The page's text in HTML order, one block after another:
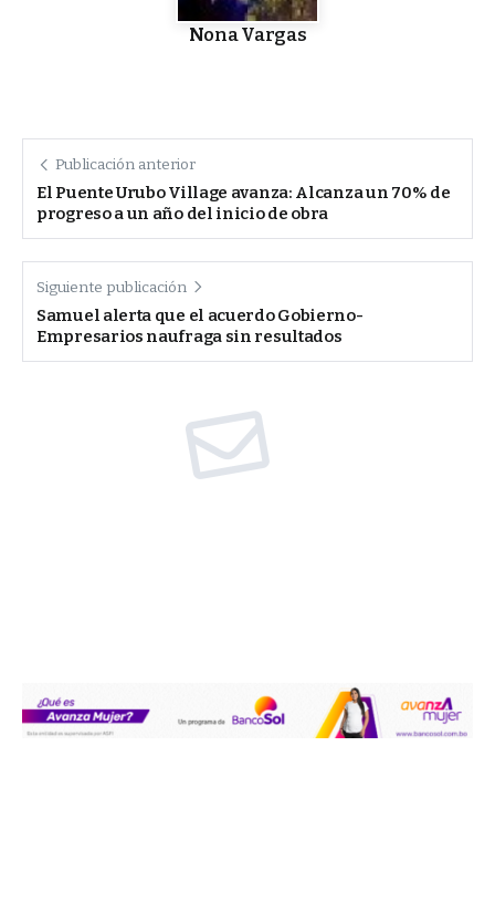
Nona Vargas
Publicación anterior
El Puente Urubo Village avanza: Alcanza un 70% de
progreso a un año del inicio de obra
Siguiente publicación
Samuel alerta que el acuerdo Gobierno-
Empresarios naufraga sin resultados